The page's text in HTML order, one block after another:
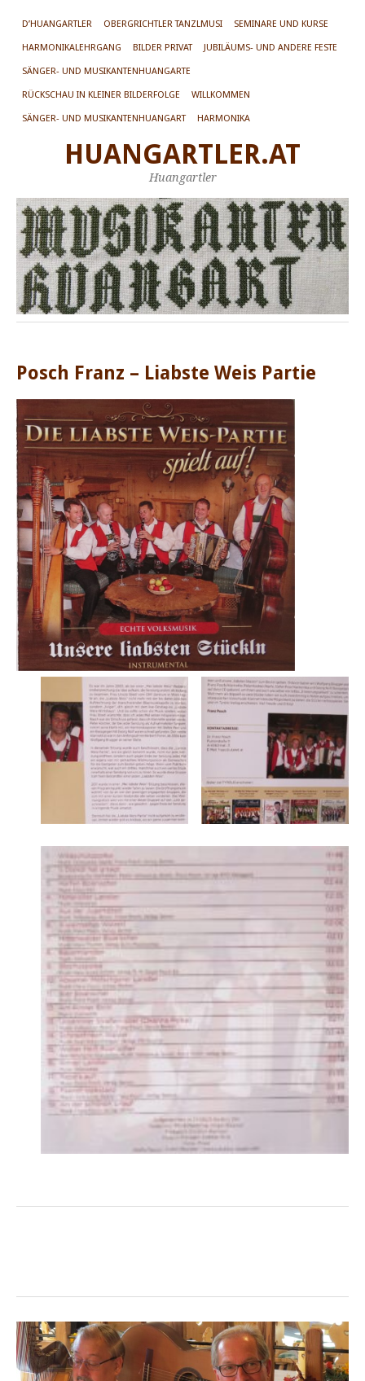
D’HUANGARTLER OBERGRICHTLER TANZLMUSI SEMINARE UND KURSE
HARMONIKALEHRGANG BILDER PRIVAT JUBILÄUMS- UND ANDERE FESTE
SÄNGER- UND MUSIKANTENHUANGARTE
RÜCKSCHAU IN KLEINER BILDERFOLGE WILLKOMMEN
SÄNGER- UND MUSIKANTENHUANGART HARMONIKA
HUANGARTLER.AT
Huangartler
Posch Franz – Liabste Weis Partie